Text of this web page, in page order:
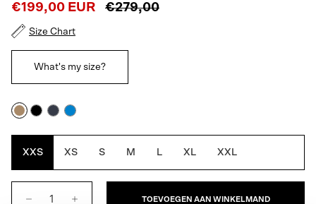
€199,00 EUR €279,00
Size Chart
What's my size?
Cartouche
BlackNavyDenim
XXS XS S M L XL XXL
TOEVOEGEN AAN WINKELMAND